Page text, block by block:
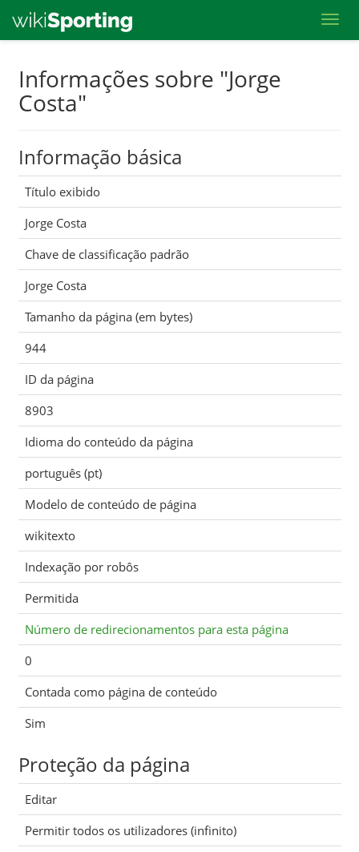
main
Informações sobre "Jorge
Costa"
Informação básica
Título exibido
Jorge Costa
Chave de classificação padrão
Jorge Costa
Tamanho da página (em bytes)
944
ID da página
8903
Idioma do conteúdo da página
português (pt)
Modelo de conteúdo de página
wikitexto
Indexação por robôs
Permitida
Número de redirecionamentos para esta página
0
Contada como página de conteúdo
Sim
Proteção da página
Editar
Permitir todos os utilizadores (infinito)